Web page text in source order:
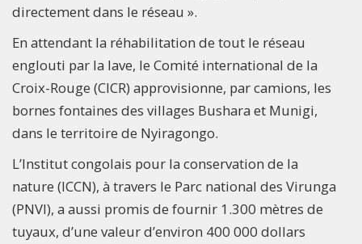
directement dans le réseau ».
En attendant la réhabilitation de tout le réseau
englouti par la lave, le Comité international de la
Croix-Rouge (CICR) approvisionne, par camions, les
bornes fontaines des villages Bushara et Munigi,
dans le territoire de Nyiragongo.
L’Institut congolais pour la conservation de la
nature (ICCN), à travers le Parc national des Virunga
(PNVI), a aussi promis de fournir 1.300 mètres de
tuyaux, d’une valeur d’environ 400 000 dollars